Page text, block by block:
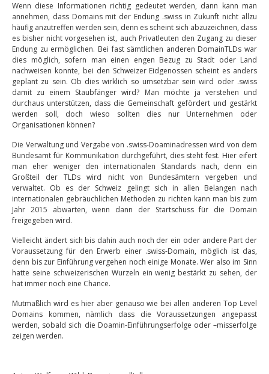
Wenn diese Informationen richtig gedeutet werden, dann kann man
annehmen, dass Domains mit der Endung .swiss in Zukunft nicht allzu
häufig anzutreffen werden sein, denn es scheint sich abzuzeichnen, dass
es bisher nicht vorgesehen ist, auch Privatleuten den Zugang zu dieser
Endung zu ermöglichen. Bei fast sämtlichen anderen DomainTLDs war
dies möglich, sofern man einen engen Bezug zu Stadt oder Land
nachweisen konnte, bei den Schweizer Eidgenossen scheint es anders
geplant zu sein. Ob dies wirklich so umsetzbar sein wird oder .swiss
damit zu einem Staubfänger wird? Man möchte ja verstehen und
durchaus unterstützen, dass die Gemeinschaft gefördert und gestärkt
werden soll, doch wieso sollten dies nur Unternehmen oder
Organisationen können?
Die Verwaltung und Vergabe von .swiss-Doaminadressen wird von dem
Bundesamt für Kommunikation durchgeführt, dies steht fest. Hier eifert
man eher weniger den internationalen Standards nach, denn ein
Großteil der TLDs wird nicht von Bundesämtern vergeben und
verwaltet. Ob es der Schweiz gelingt sich in allen Belangen nach
internationalen gebräuchlichen Methoden zu richten kann man bis zum
Jahr 2015 abwarten, wenn dann der Startschuss für die Domain
freigegeben wird.
Vielleicht ändert sich bis dahin auch noch der ein oder andere Part der
Voraussetzung für den Erwerb einer .swiss-Domain, möglich ist das,
denn bis zur Einführung vergehen noch einige Monate. Wer also im Sinn
hatte seine schweizerischen Wurzeln ein wenig bestärkt zu sehen, der
hat immer noch eine Chance.
Mutmaßlich wird es hier aber genauso wie bei allen anderen Top Level
Domains kommen, nämlich dass die Voraussetzungen angepasst
werden, sobald sich die Doamin-Einführungserfolge oder –misserfolge
zeigen werden.